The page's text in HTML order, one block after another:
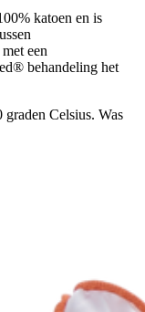
katoen en is
een
behandeling het
Celsius. Was